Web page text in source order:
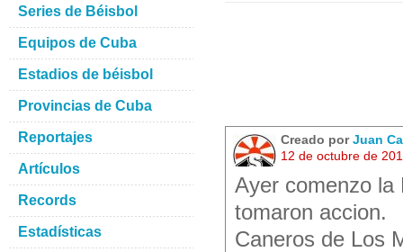
Creado porJuan
12 de octubre de
Ayer comenzo la
tomaron accion.
Caneros de Los
Series de Béisbol
Equipos de Cuba
Estadios de béisbol
Provincias de Cuba
Reportajes
Artículos
Records
Estadísticas